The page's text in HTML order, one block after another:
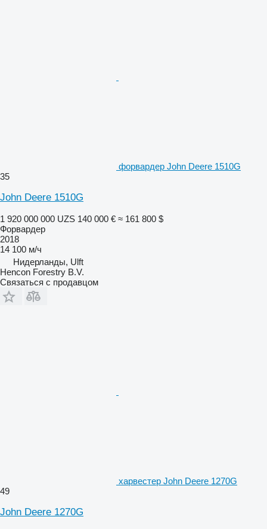
форвардер John Deere 1510G
35
John Deere 1510G
1 920 000 000 UZS 140 000 € ≈ 161 800 $
Форвардер
2018
14 100 м/ч
Нидерланды, Ulft
Hencon Forestry B.V.
Связаться с продавцом
харвестер John Deere 1270G
49
John Deere 1270G